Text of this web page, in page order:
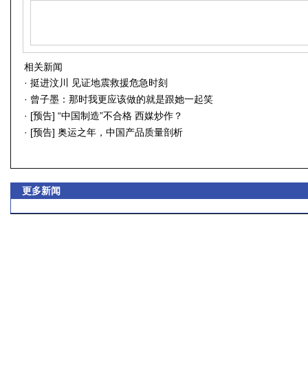
相关新闻
· 挺进汶川 见证地震救援危急时刻
· 曾子墨：那时我更应该做的就是跟她一起笑
· [预告] “中国制造”不合格 西媒炒作？
· [预告] 奥运之年，中国产品质量剖析
更多新闻